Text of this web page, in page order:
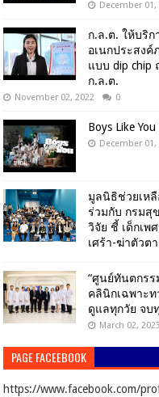
December 01,
ก.ล.ต. ให้บริก
อเนกประสง
แบบ dip chip
ก.ล.ต.
November 02, 2022 0
Boys Like
December 01,
มูลนิธิช่วยเหลื
ร่วมกับ กรมสุ
วิจัย ชี้ เด็กเพ
เศร้า-ฆ่าตัวต
“ศูนย์ทันตกรร
คลินิกเฉพาะ
ดูแลทุกวัย จบ
March 02, 2023
PAGE FACEEBOOK
https://www.facebook.com/